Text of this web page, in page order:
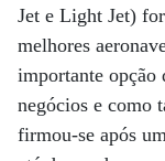
Jet e Light Jet)
melhores
importante opção
negócios e como
firmou-se após